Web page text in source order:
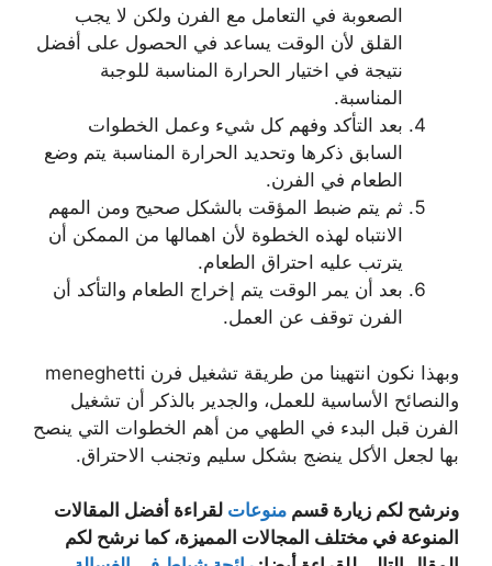
الصعوبة في التعامل مع الفرن ولكن لا يجب
القلق لأن الوقت يساعد في الحصول على أفضل
نتيجة في اختيار الحرارة المناسبة للوجبة
المناسبة.
بعد التأكد وفهم كل شيء وعمل الخطوات
السابق ذكرها وتحديد الحرارة المناسبة يتم وضع
الطعام في الفرن.
ثم يتم ضبط المؤقت بالشكل صحيح ومن المهم
الانتباه لهذه الخطوة لأن اهمالها من الممكن أن
يترتب عليه احتراق الطعام.
بعد أن يمر الوقت يتم إخراج الطعام والتأكد أن
الفرن توقف عن العمل.
وبهذا نكون انتهينا من طريقة تشغيل فرن meneghetti
والنصائح الأساسية للعمل، والجدير بالذكر أن تشغيل
الفرن قبل البدء في الطهي من أهم الخطوات التي ينصح
بها لجعل الأكل ينضج بشكل سليم وتجنب الاحتراق.
ونرشح لكم زيارة قسم منوعات لقراءة أفضل المقالات
المنوعة في مختلف المجالات المميزة، كما نرشح لكم